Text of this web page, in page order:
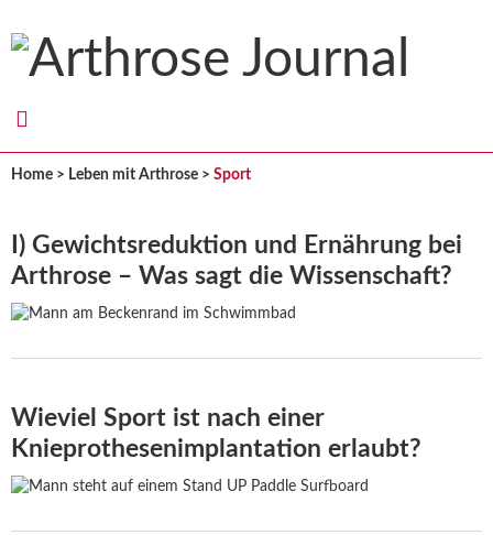
Arthrose
Journal
Home > Leben mit Arthrose > Sport
I) Gewichtsreduktion und Ernährung bei
Arthrose – Was sagt die Wissenschaft?
Wieviel Sport ist nach einer
Knieprothesenimplantation erlaubt?